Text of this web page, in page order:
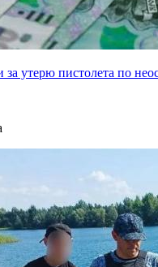
утерю пистолета по